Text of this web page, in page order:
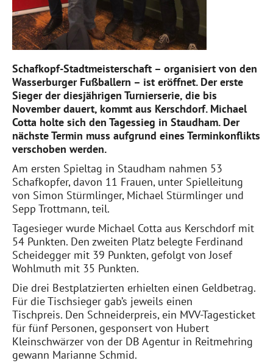
Schafkopf-Stadtmeisterschaft – organisiert von den
Wasserburger Fußballern – ist eröffnet. Der erste
Sieger der diesjährigen Turnierserie, die bis
November dauert, kommt aus Kerschdorf. Michael
Cotta holte sich den Tagessieg in Staudham. Der
nächste Termin muss aufgrund eines Terminkonflikts
verschoben werden.
Am ersten Spieltag in Staudham nahmen 53
Schafkopfer, davon 11 Frauen, unter Spielleitung
von Simon Stürmlinger, Michael Stürmlinger und
Sepp Trottmann, teil.
Tagesieger wurde Michael Cotta aus Kerschdorf mit
54 Punkten. Den zweiten Platz belegte Ferdinand
Scheidegger mit 39 Punkten, gefolgt von Josef
Wohlmuth mit 35 Punkten.
Die drei Bestplatzierten erhielten einen Geldbetrag.
Für die Tischsieger gab’s jeweils einen
Tischpreis. Den Schneiderpreis, ein MVV-Tagesticket
für fünf Personen, gesponsert von Hubert
Kleinschwärzer von der DB Agentur in Reitmehring
gewann Marianne Schmid.